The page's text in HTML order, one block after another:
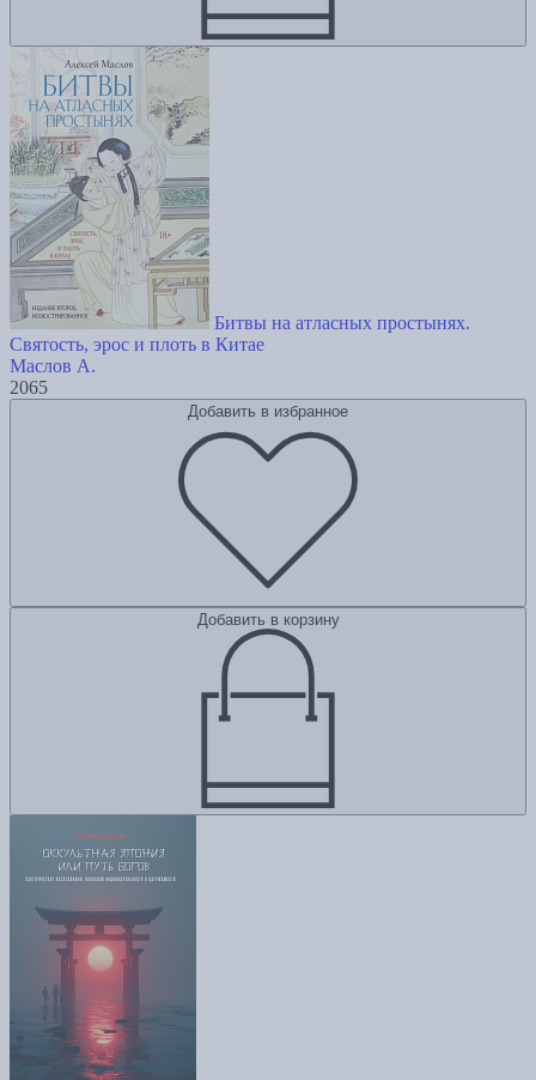
Битвы на атласных простынях.
Святость, эрос и плоть в Китае
Маслов А.
2065
Добавить в избранное
Добавить в корзину